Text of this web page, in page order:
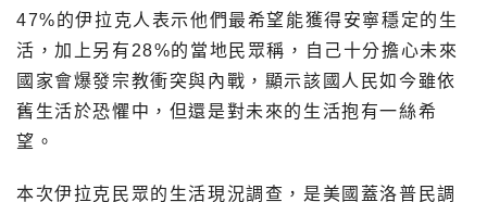
47%的伊拉克人表示他們最希望能獲得安寧穩定的生
活，加上另有28%的當地民眾稱，自己十分擔心未來
國家會爆發宗教衝突與內戰，顯示該國人民如今雖依
舊生活於恐懼中，但還是對未來的生活抱有一絲希
望。
本次伊拉克民眾的生活現況調查，是美國蓋洛普民調